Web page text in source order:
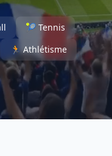
🎾 Tennis
🏃 Athlétisme